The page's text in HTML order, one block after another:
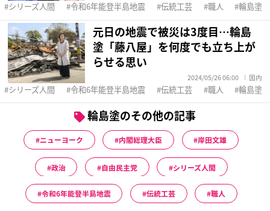
シリーズ人間 令和6年能登半島地震 伝統工芸 職人 輪島塗
元日の地震で被災は3度目…輪島
塗「藤八屋」を何度でも立ち上が
らせる思い
2024/05/26 06:00 国内
シリーズ人間 令和6年能登半島地震 伝統工芸 職人 輪島塗
輪島塗のその他の記事
ニューヨーク 内閣総理大臣 岸田文雄
政治 自由民主党 シリーズ人間
令和6年能登半島地震 伝統工芸 職人